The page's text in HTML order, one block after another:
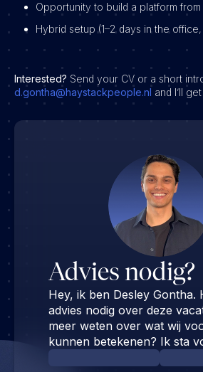
Opportunity to build a platform
Hybrid setup (1–2 days in the
Interested? Send your CV or a short
d.gontha@haystackpeople.nl and I’ll
Advies nodig?
Hey, ik ben Desley Gontha.
advies nodig over deze
meer weten over wat wij
kunnen betekenen? Ik sta